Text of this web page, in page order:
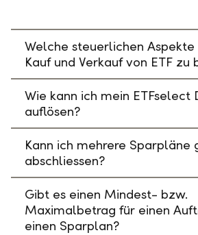
Welche steuerlichen Aspekte
Kauf und Verkauf von ETF zu
Wie kann ich mein ETFselect
auflösen?
Kann ich mehrere Sparpläne
abschliessen?
Gibt es einen Mindest- bzw.
Maximalbetrag für einen
einen Sparplan?